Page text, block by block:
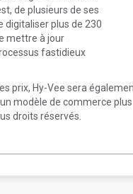
de plusieurs de ses
digitaliser plus de 230
mettre à jour
fastidieux
prix, Hy-Vee sera
modèle de commerce plus
droits réservés.